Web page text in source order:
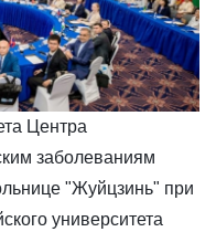
Центра
заболеваниям
"Жуйцзинь" при
университета